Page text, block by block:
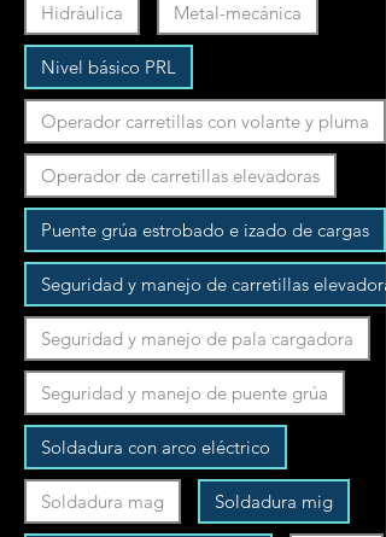
Hidráulica Metal-mecánica
Nivel básico PRL
Operador carretillas con volante y pluma
Operador de carretillas elevadoras
Puente grúa estrobado e izado de cargas
Seguridad y manejo de carretillas
Seguridad y manejo de pala cargadora
Seguridad y manejo de puente grúa
Soldadura con arco eléctrico
Soldadura mag Soldadura mig